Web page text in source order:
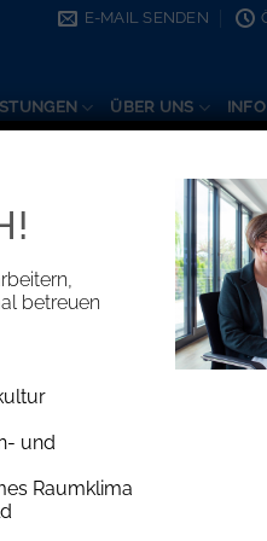
E-MAIL SENDEN
ÜBER UNS
noch in der Mehrzahl
beim Empfänger
betreuen
und
Raumklima